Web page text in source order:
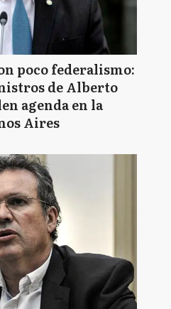
poco federalismo:
de Alberto
agenda en la
Aires